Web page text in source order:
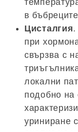
в
Цисталгия.
при
свързва с
локални
подобно на
уриниране с